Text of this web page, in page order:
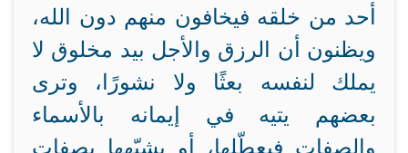
أحد من خلقه فيخافون منهم دون الله،
ويظنون أن الرزق والأجل بيد مخلوق لا
يملك لنفسه بعثًا ولا نشورًا، وترى
بعضهم يتيه في إيمانه بالأسماء
والصفات فيعطّلها، أو يشبّهها بصفات